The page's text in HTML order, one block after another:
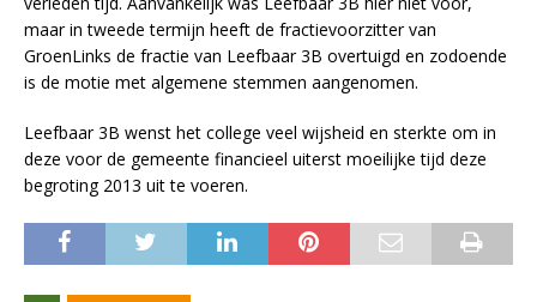
maar in tweede termijn heeft de fractievoorzitter van
GroenLinks de fractie van Leefbaar 3B overtuigd en zodoende
is de motie met algemene stemmen aangenomen.
Leefbaar 3B wenst het college veel wijsheid en sterkte om in
deze voor de gemeente financieel uiterst moeilijke tijd deze
begroting 2013 uit te voeren.